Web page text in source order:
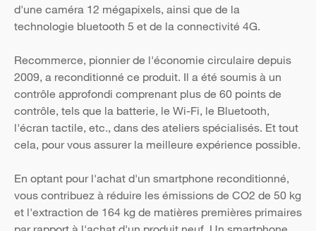
d'une caméra 12 mégapixels, ainsi que de la
technologie bluetooth 5 et de la connectivité 4G.
Recommerce, pionnier de l'économie circulaire depuis
2009, a reconditionné ce produit. Il a été soumis à un
contrôle approfondi comprenant plus de 60 points de
contrôle, tels que la batterie, le Wi-Fi, le Bluetooth,
l'écran tactile, etc., dans des ateliers spécialisés. Et tout
cela, pour vous assurer la meilleure expérience possible.
En optant pour l'achat d'un smartphone reconditionné,
vous contribuez à réduire les émissions de CO2 de 50 kg
et l'extraction de 164 kg de matières premières primaires